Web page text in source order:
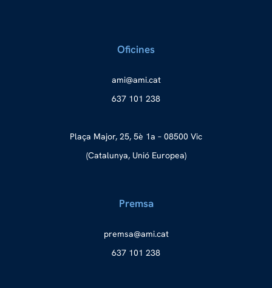
Oficines
tac.i
ma@im
a
637 101 238
Plaça Major, 25, 5è 1a – 08500 Vic
(Catalunya, Unió Europea)
Premsa
tac.i
ma@as
merp
637 101 238